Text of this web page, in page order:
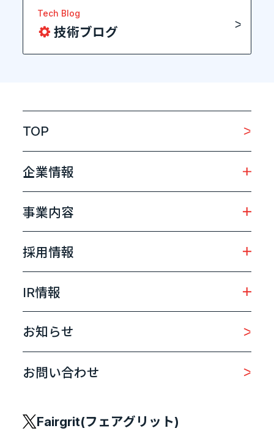
Tech Blog
技術ブログ
TOP
企業情報
事業内容
採用情報
IR情報
お知らせ
お問い合わせ
Fairgrit(フェアグリット)